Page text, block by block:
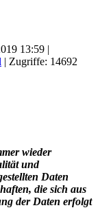
13:59 |
| Zugriffe: 14692
wieder
und
Daten
die sich aus
der Daten erfolgt